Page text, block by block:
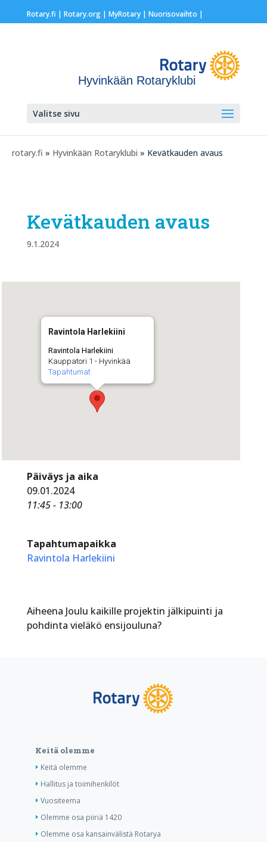
Rotary.fi | Rotary.org| MyRotary | Nuorisovaihto |
Hyvinkään Rotaryklubi
Valitse sivu
rotary.fi » Hyvinkään Rotaryklubi » Kevätkauden avaus
Kevätkauden avaus
9.1.2024
Ravintola Harlekiini
Ravintola Harlekiini
Kauppatori 1 - Hyvinkää
Tapahtumat
Päiväys ja aika
09.01.2024
11:45 - 13:00
Tapahtumapaikka
Ravintola Harlekiini
Aiheena Joulu kaikille projektin jälkipuinti ja
pohdinta vieläkö ensijouluna?
Keitä olemme
Keitä olemme
Hallitus ja toimihenkilöt
Vuositeema
Olemme osa piiriä 1420
Olemme osa kansainvälistä Rotarya